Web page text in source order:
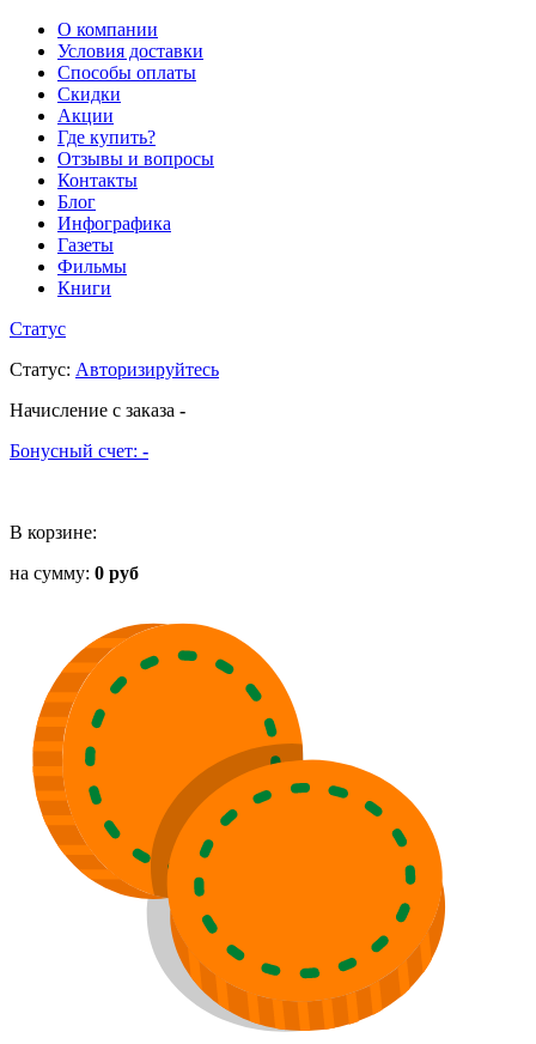
О компании
Условия доставки
Способы оплаты
Скидки
Акции
Где купить?
Отзывы и вопросы
Контакты
Блог
Инфографика
Газеты
Фильмы
Книги
Статус
Статус: Авторизируйтесь
Начисление с заказа -
Бонусный счет: -
В корзине:
на сумму: 0 руб